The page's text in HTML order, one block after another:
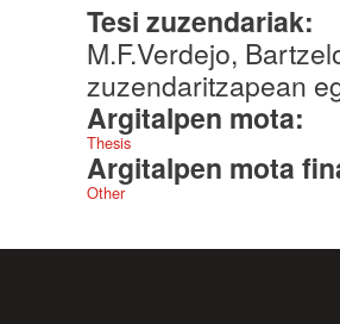
Tesi zuzendariak:
M.F.Verdejo,
zuzendaritzapean
Argitalpen mota:
Thesis
Argitalpen mota
Other